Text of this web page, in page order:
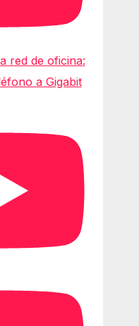
red de oficina:
a Gigabit